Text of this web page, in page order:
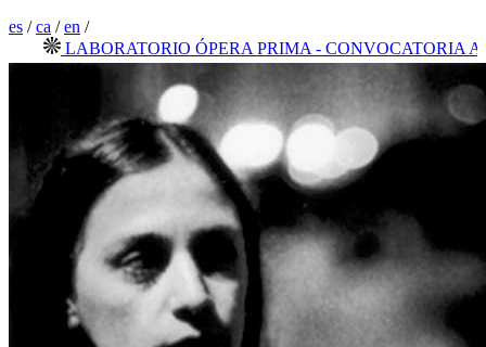
es /ca /en /
LABORATORIO ÓPERA PRIMA - CONVOCATORIA